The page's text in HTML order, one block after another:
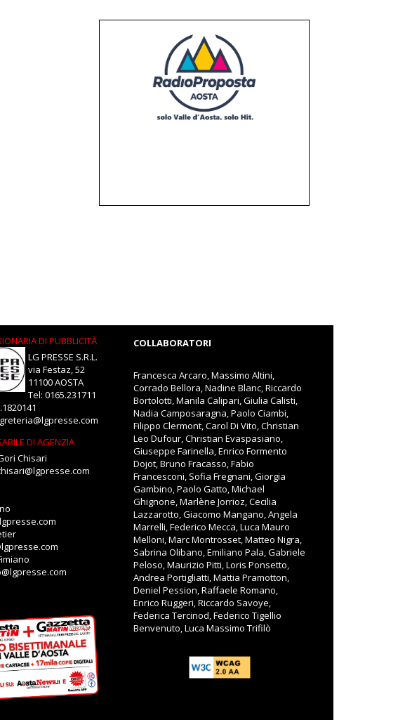
DI PUBBLICITÀ
LG PRESSE S.R.L.
via Festaz, 52
11100 AOSTA
Tel: 0165.231711
DI AGENZIA
Chisari
COLLABORATORI
Francesca Arcaro, Massimo Altini,
Corrado Bellora, Nadine Blanc, Riccardo
Bortolotti, Manila Calipari, Giulia Calisti,
Nadia Camposaragna, Paolo Ciambi,
Filippo Clermont, Carol Di Vito, Christian
Leo Dufour, Christian Evaspasiano,
Giuseppe Farinella, Enrico Formento
Dojot, Bruno Fracasso, Fabio
Francesconi, Sofia Fregnani, Giorgia
Gambino, Paolo Gatto, Michael
Ghignone, Marlène Jorrioz, Cecilia
Lazzarotto, Giacomo Mangano, Angela
Marrelli, Federico Mecca, Luca Mauro
Melloni, Marc Montrosset, Matteo Nigra,
Sabrina Olibano, Emiliano Pala, Gabriele
Peloso, Maurizio Pitti, Loris Ponsetto,
Andrea Portigliatti, Mattia Pramotton,
Deniel Pession, Raffaele Romano,
Enrico Ruggeri, Riccardo Savoye,
Federica Tercinod, Federico Tigellio
Benvenuto, Luca Massimo Trifilò